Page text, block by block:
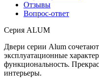
Отзывы
Вопрос-ответ
Серия ALUM
Двери серии Alum
эксплуатационные
функциональность.
интерьеры.